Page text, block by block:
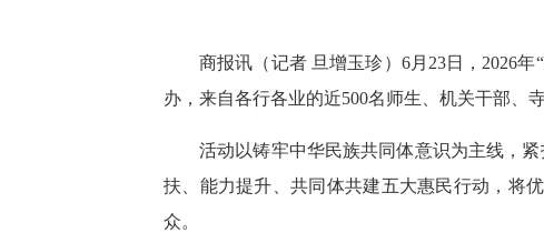
商报讯（记者 旦增玉珍）6月23日，2026
办，来自各行各业的近500名师生、机关干部、
活动以铸牢中华民族共同体意识为主线，
扶、能力提升、共同体共建五大惠民行动，将
众。